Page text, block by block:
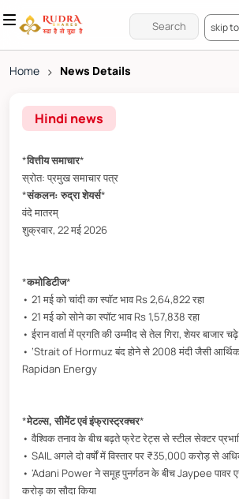
skip
Home > News Details
Hindi news
*वित्तीय समाचार*
स्रोत: प्रमुख समाचार पत्र
*संकलन: रुद्रा शेयर्स*
वंदे मातरम्
शुक्रवार, 22 मई 2026
*कमोडिटीज*
• 21 मई को चांदी का स्पॉट भाव Rs 2,64,822 रहा
• 21 मई को सोने का स्पॉट भाव Rs 1,57,838 रहा
• ईरान वार्ता में प्रगति की उम्मीद से तेल गिरा, शेयर बाजार चढ़े
• ‘Strait of Hormuz बंद होने से 2008 मंदी जैसी आर्थिक
Rapidan Energy
*मेटल्स, सीमेंट एवं इंफ्रास्ट्रक्चर*
• वैश्विक तनाव के बीच बढ़ते फ्रेट रेट्स से स्टील सेक्टर
• SAIL अगले दो वर्षों में विस्तार पर ₹35,000 करोड़ से
• 'Adani Power ने समूह पुनर्गठन के बीच Jaypee
करोड़ का सौदा किया